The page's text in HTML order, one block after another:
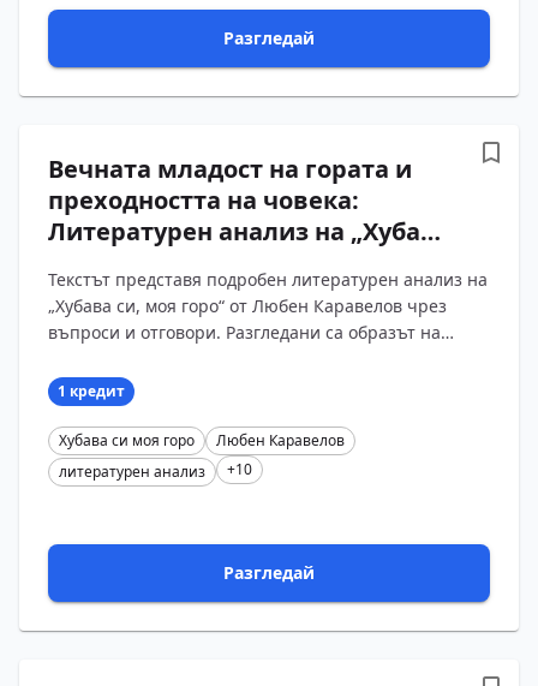
Разгледай
Вечната младост на гората и
преходността на човека:
Литературен анализ на „Хубава
Каравелов. Въпроси и отговори
Текстът представя подробен литературен анализ на
„Хубава си, моя горо“ от Любен Каравелов чрез
въпроси и отговори. Разгледани са образът на
жалост,...
1 кредит
Хубава си моя горо
Любен Каравелов
литературен анализ
+10
Разгледай